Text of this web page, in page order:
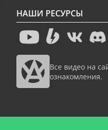
НАШИ РЕСУРСЫ
Все видео на
ознакомления.